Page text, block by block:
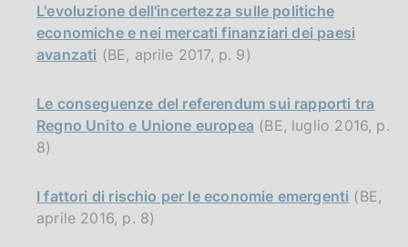
L'evoluzione dell'incertezza sulle politiche
economiche e nei mercati finanziari dei paesi
avanzati (BE, aprile 2017, p. 9)
Le conseguenze del referendum sui rapporti tra
Regno Unito e Unione europea (BE, luglio 2016, p.
8)
I fattori di rischio per le economie emergenti (BE,
aprile 2016, p. 8)